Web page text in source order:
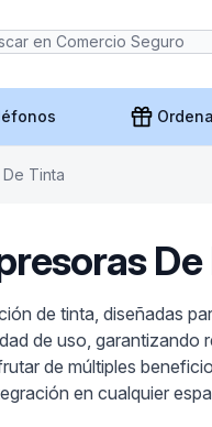
Tinta
de tinta, diseñadas
de uso, garantizando
de múltiples
en cualquier